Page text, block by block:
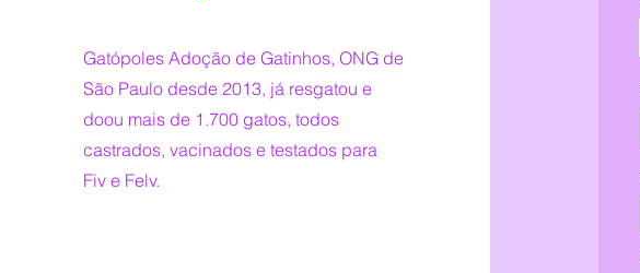
Gatópoles Adoção de Gatinhos, ONG de
São Paulo desde 2013, já resgatou e
doou mais de 1.700 gatos, todos
castrados, vacinados e testados para
Fiv e Felv.